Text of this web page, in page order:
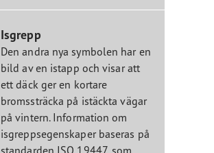
Isgrepp
Den andra nya symbolen har en
bild av en istapp och visar att
ett däck ger en kortare
bromssträcka på istäckta vägar
på vintern. Information om
isgreppsegenskaper baseras på
standarden ISO 19447, som